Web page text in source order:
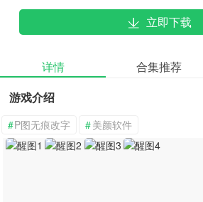
立即下载
详情 合集推荐
游戏介绍
#P图无痕改字 #美颜软件